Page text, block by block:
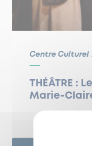
Centre Culturel
THÉÂTRE :
Marie-